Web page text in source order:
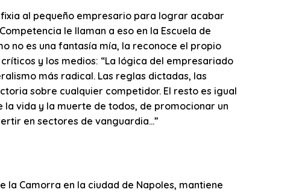
al pequeño empresario para lograr acabar
le llaman a eso en la Escuela de
no es una fantasía mía, la reconoce el propio
y los medios: “La lógica del empresariado
más radical. Las reglas dictadas, las
sobre cualquier competidor. El resto es igual
la vida y la muerte de todos, de promocionar un
en sectores de vanguardia…”
Camorra en la ciudad de Napoles, mantiene